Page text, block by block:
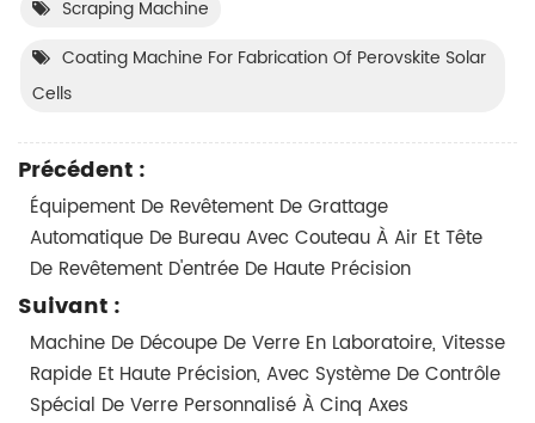
Scraping Machine
Coating Machine For Fabrication Of Perovskite Solar
Cells
Précédent :
Équipement De Revêtement De Grattage
Automatique De Bureau Avec Couteau À Air Et Tête
De Revêtement D'entrée De Haute Précision
Suivant :
Machine De Découpe De Verre En Laboratoire, Vitesse
Rapide Et Haute Précision, Avec Système De Contrôle
Spécial De Verre Personnalisé À Cinq Axes